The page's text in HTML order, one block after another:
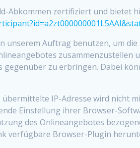
Abkommen zertifiziert und bietet
unserem Auftrag benutzen, um
gegenüber zu erbringen. Dabei
IP-Adresse wird nicht
Einstellung ihrer Browser-
des Onlineangebotes
verfügbare Browser-Plugin